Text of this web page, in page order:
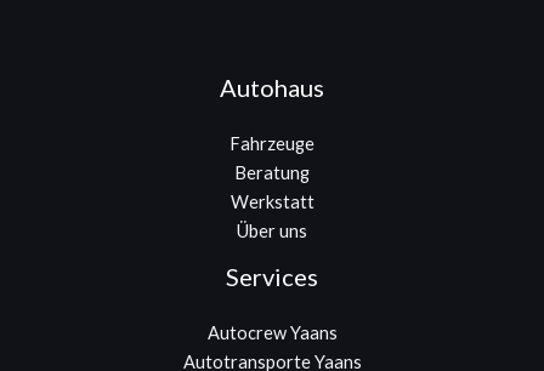
Autohaus
Fahrzeuge
Beratung
Werkstatt
Über uns
Services
Autocrew Yaans
Autotransporte Yaans